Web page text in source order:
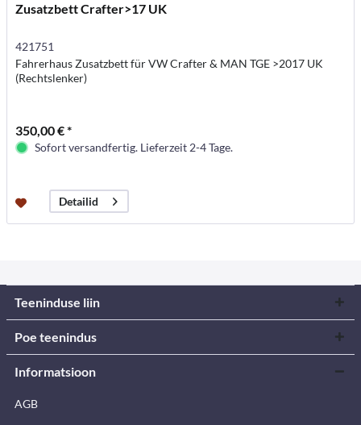
Zusatzbett Crafter>17 UK
421751
Fahrerhaus Zusatzbett für VW Crafter & MAN TGE >2017 UK
(Rechtslenker)
350,00 € *
Sofort versandfertig. Lieferzeit 2-4 Tage.
Detailid
Teeninduse liin
Poe teenindus
Informatsioon
AGB